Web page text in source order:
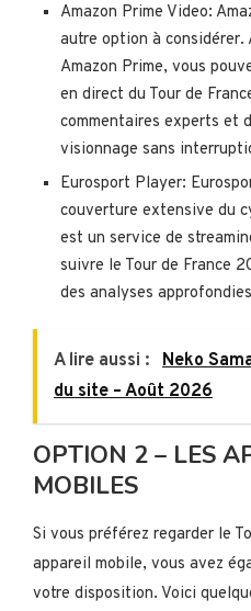
Amazon Prime Video:
autre option à considérer.
Amazon Prime, vous
en direct du Tour de
commentaires experts et
visionnage sans
Eurosport Player:
couverture extensive du
est un service de
suivre le Tour de France
des analyses
A lire aussi :
Neko
du site – Août 2026
OPTION 2 – LES
MOBILES
Si vous préférez regarder le
appareil mobile, vous avez
votre disposition. Voici